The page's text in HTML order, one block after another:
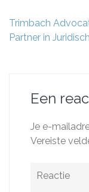
Trimbach
Partner in
Een
Je e-
Vereiste
Reactie